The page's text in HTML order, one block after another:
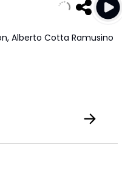
Alberto Cotta Ramusino